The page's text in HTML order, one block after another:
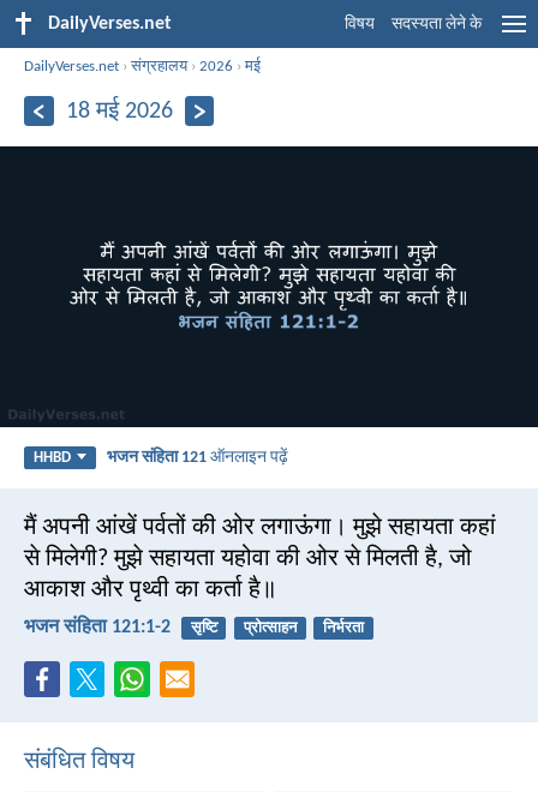
DailyVerses.net विषय सदस्यता लेने के
DailyVerses.net ›संग्रहालय›2026 ›मई
18 मई 2026
HHBD भजन संहिता 121 ऑनलाइन पढ़ें
मैं अपनी आंखें पर्वतों की ओर लगाऊंगा। मुझे सहायता कहां
से मिलेगी? मुझे सहायता यहोवा की ओर से मिलती है, जो
आकाश और पृथ्वी का कर्ता है॥
भजन संहिता 121:1-2 सृष्टि प्रोत्साहन निर्भरता
संबंधित विषय